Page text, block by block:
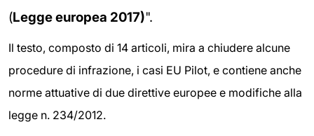
(Legge europea 2017)".
Il testo, composto di 14 articoli, mira a chiudere alcune
procedure di infrazione, i casi EU Pilot, e contiene anche
norme attuative di due direttive europee e modifiche alla
legge n. 234/2012.